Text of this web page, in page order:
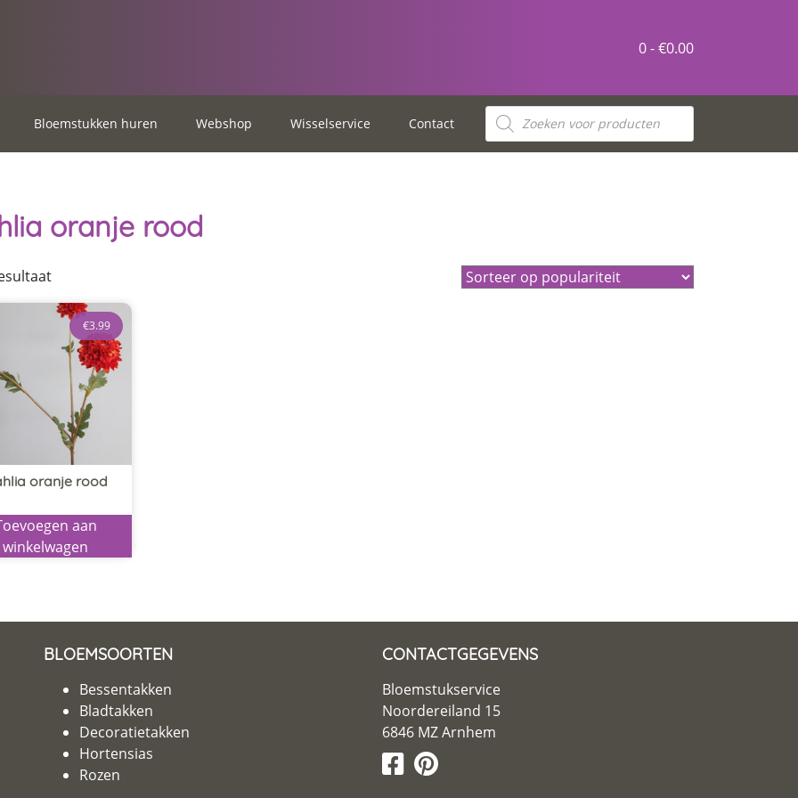
0 -€0.00
Bloemstukken huren Webshop Wisselservice Contact
Producten
zoeken
oranje rood
oranje rood
€3.99
aan
winkelwagen
BLOEMSOORTEN
Bessentakken
Bladtakken
Decoratietakken
Hortensias
Rozen
CONTACTGEGEVENS
Bloemstukservice
Noordereiland 15
6846 MZ Arnhem